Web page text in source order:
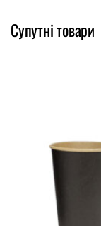
Супутні товари